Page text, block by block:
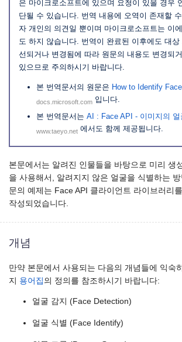
은 마이크로소프트에 있으며 요청이 있을 경우
단될 수 있습니다. 번역 내용에 오역이 존재할
자 개인의 의견일 뿐이며 마이크로소프트는 이
도 하지 않습니다. 번역이 완료된 이후에도 대상
선되거나 변경됨에 따라 원문의 내용도 변경되
있으므로 주의하시기 바랍니다.
본 번역문서의 원문은 How to Identify
docs.microsoft.com 입니다.
본 번역문서는 AI : Face API - 이미지의 얼
www.taeyo.net 에서도 함께 제공됩니다.
본문에서는 알려진 인물들을 바탕으로 미리 생
을 사용해서, 알려지지 않은 얼굴을 식별하는
문의 예제는 Face API 클라이언트 라이브러리
작성되었습니다.
개념
만약 본문에서 사용되는 다음의 개념들에 익숙
지 용어집 의 정의를 참조하시기 바랍니다:
얼굴 감지 (Face Detection)
얼굴 식별 (Face Identify)